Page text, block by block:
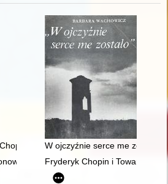
Spacerownik
W ojczyźnie serce me
etiudę rewolucyjną?
Fryderyk Chopin i